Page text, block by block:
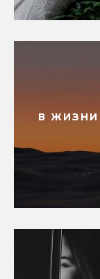
В ЖИЗНИ